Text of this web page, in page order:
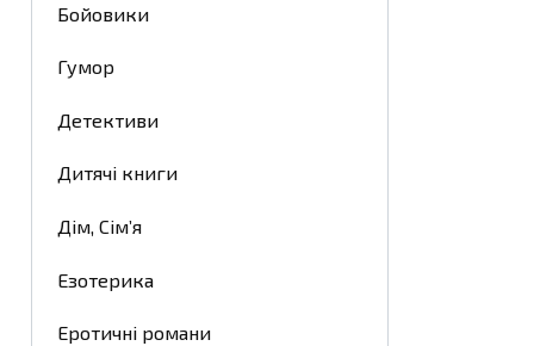
Бойовики
Гумор
Детективи
Дитячі книги
Дім, Сім’я
Езотерика
Еротичні романи